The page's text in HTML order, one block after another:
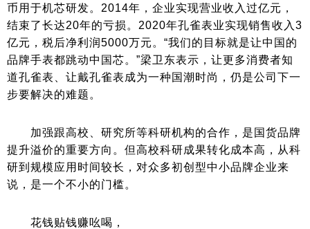
币用于机芯研发。2014年，企业实现营业收入过亿元，
结束了长达20年的亏损。2020年孔雀表业实现销售收入3
亿元，税后净利润5000万元。“我们的目标就是让中国的
品牌手表都跳动中国芯。”梁卫东表示，让更多消费者知
道孔雀表、让戴孔雀表成为一种国潮时尚，仍是公司下一
步要解决的难题。
加强跟高校、研究所等科研机构的合作，是国货品牌
提升溢价的重要方向。但高校科研成果转化成本高，从科
研到规模应用时间较长，对众多初创型中小品牌企业来
说，是一个不小的门槛。
花钱贴钱赚吆喝，